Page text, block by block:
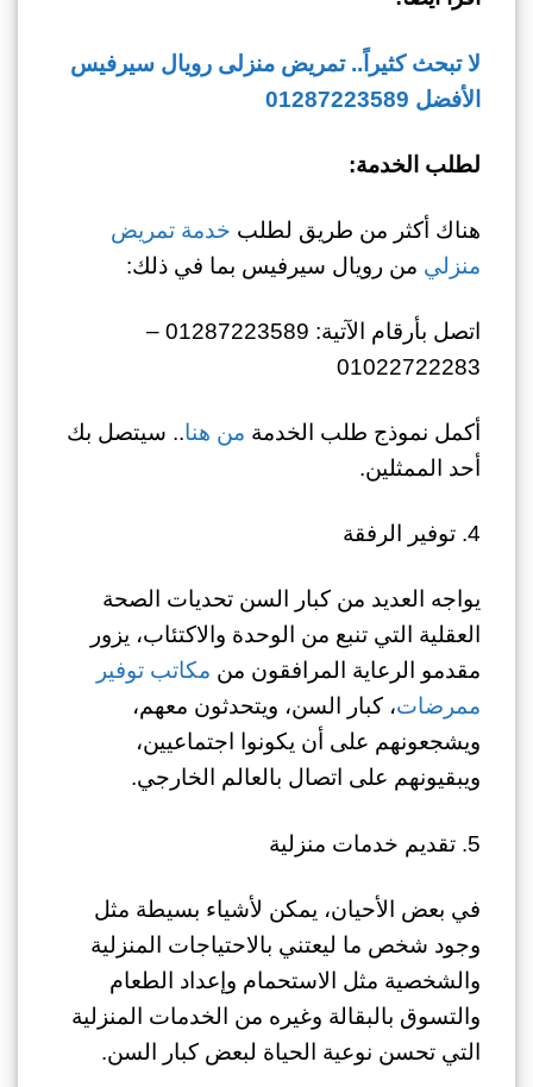
لا تبحث كثيراً.. تمريض منزلى رويال سيرفيس
الأفضل 01287223589
لطلب الخدمة:
هناك أكثر من طريق لطلب خدمة تمريض
منزلي من رويال سيرفيس بما في ذلك:
اتصل بأرقام الآتية: 01287223589 –
01022722283
أكمل نموذج طلب الخدمة من هنا.. سيتصل بك
أحد الممثلين.
4. توفير الرفقة
يواجه العديد من كبار السن تحديات الصحة
العقلية التي تنبع من الوحدة والاكتئاب، يزور
مقدمو الرعاية المرافقون من مكاتب توفير
ممرضات، كبار السن، ويتحدثون معهم،
ويشجعونهم على أن يكونوا اجتماعيين،
ويبقيونهم على اتصال بالعالم الخارجي.
5. تقديم خدمات منزلية
في بعض الأحيان، يمكن لأشياء بسيطة مثل
وجود شخص ما ليعتني بالاحتياجات المنزلية
والشخصية مثل الاستحمام وإعداد الطعام
والتسوق بالبقالة وغيره من الخدمات المنزلية
التي تحسن نوعية الحياة لبعض كبار السن.